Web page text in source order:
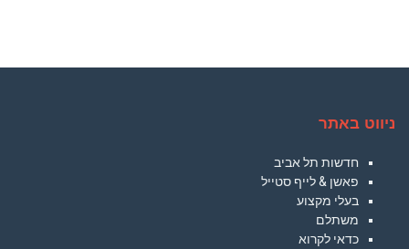
ניווט באתר
חדשות תל אביב
פאשן & לייף סטייל
בעלי מקצוע
משתלם
כדאי לקרוא